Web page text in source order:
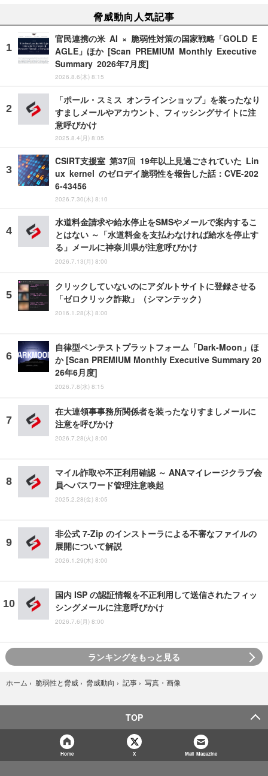
脅威動向人気記事
官民連携の米 AI × 脆弱性対策の国家戦略「GOLD E
AGLE」ほか [Scan PREMIUM Monthly Executive
Summary 2026年7月度]
2026.8.6(木) 8:15
「ポール・スミス オンラインショップ」を装ったなり
すましメールやアカウント、フィッシングサイトに注
意呼びかけ
2025.8.4(月) 8:05
CSIRT支援室 第37回 19年以上見過ごされていた Lin
ux kernel のゼロデイ脆弱性を報告した話：CVE-202
6-43456
2026.7.30(木) 8:10
水道料金請求や給水停止をSMSやメールで案内するこ
とはない ～「水道料金を支払わなければ給水を停止す
る」メールに神奈川県が注意呼びかけ
2026.7.13(月) 8:00
クリックしていないのにアダルトサイトに登録させる
「ゼロクリック詐欺」（シマンテック）
2016.1.28(木) 8:00
自律型ペンテストプラットフォーム「Dark-Moon」ほ
か [Scan PREMIUM Monthly Executive Summary 20
26年6月度]
2026.7.8(水) 8:15
在大連領事事務所関係者を装ったなりすましメールに
注意を呼びかけ
2026.7.28(火) 8:00
マイル詐取や不正利用確認 ～ ANAマイレージクラブ会
員へパスワード管理注意喚起
2025.2.28(金) 8:05
非公式 7-Zip のインストーラによる不審なファイルの
展開について解説
2026.1.29(木) 8:00
国内 ISP の認証情報を不正利用して送信されたフィッ
シングメールに注意呼びかけ
2026.7.6(月) 8:00
ランキングをもっと見る
ホーム › 脆弱性と脅威 › 脅威動向 › 記事 › 写真・画像
TOP
Home X Mail Magazine